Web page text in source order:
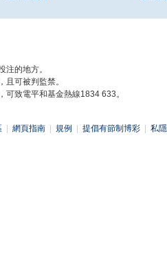
注的地方。
且可被判監禁。
可致電平和基金熱線1834 633。
網頁指南 規例 提倡有節制博彩 私